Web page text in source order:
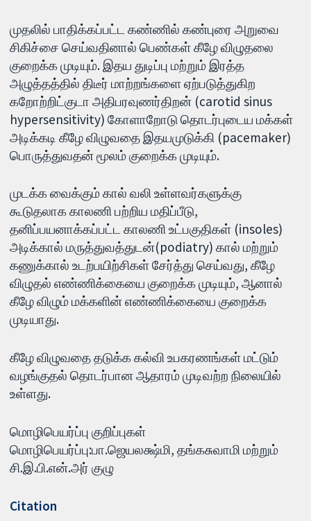
முதலில் பாதிக்கப்பட்ட கண்ணில் கண்புரை அறுவை
சிகிச்சை செய்வதினால் பெண்கள் கீழே விழுதலை
குறைக்க முடியும். இதய துடிப்பு மற்றும் இரத்த
அழுத்தத்தில் திடீர் மாற்றங்களை ஏற்படுத்துகிற
கறோற்றிட்குடா அதிபரவுணர்திறன் (carotid sinus
hypersensitivity) கோளாறோடு தொடர்புடைய மக்கள்
அடிக்கடி கீழே விழுவதை இதயமுடுக்கி (pacemaker)
பொருத்துவதன் மூலம் குறைக்க முடியும்.
முடக்க வைக்கும் கால் வலி உள்ளவர்களுக்கு
கூடுதலாக காலணி பற்றிய மதிப்பீடு,
தனிப்பயனாக்கப்பட்ட காலணி உட்பகுதிகள் (insoles)
அடிக்கால் மருத்துவத்துடன்(podiatry) கால் மற்றும்
கணுக்கால் உடற்பயிற்சிகள் சேர்த்து செய்வது, கீழே
விழுதல் எண்ணிக்கையை குறைக்க முடியும், ஆனால்
கீழே விழும் மக்களின் எண்ணிக்கையை குறைக்க
முடியாது.
கீழே விழுவதை தடுக்க கல்வி உபகரணங்கள் மட்டும்
வழங்குதல் தொடர்பான ஆதாரம் முடிவற்ற நிலையில்
உள்ளது.
மொழிபெயர்ப்பு குறிப்புகள்
மொழிபெயர்ப்பு:பா.ஜெயலக்ஷ்மி, தங்கசுவாமி மற்றும்
சி.இ.பி.என்.அர் குழு
Citation